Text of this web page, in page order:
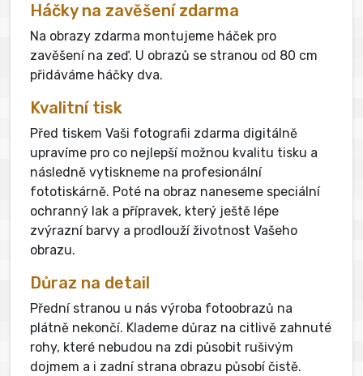
Háčky na zavěšení zdarma
Na obrazy zdarma montujeme háček pro
zavěšení na zeď. U obrazů se stranou od 80 cm
přidáváme háčky dva.
Kvalitní tisk
Před tiskem Vaši fotografii zdarma digitálně
upravíme pro co nejlepší možnou kvalitu tisku a
následně vytiskneme na profesionální
fototiskárně. Poté na obraz naneseme speciální
ochranný lak a přípravek, který ještě lépe
zvýrazní barvy a prodlouží životnost Vašeho
obrazu.
Důraz na detail
Přední stranou u nás výroba fotoobrazů na
plátně nekončí. Klademe důraz na citlivě zahnuté
rohy, které nebudou na zdi působit rušivým
dojmem a i zadní strana obrazu působí čistě.